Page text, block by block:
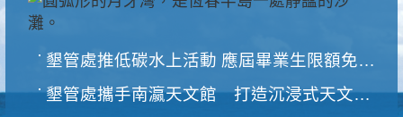
墾管處推低碳水上活動 應屆畢業生限額免費參加
墾管處攜手南瀛天文館 打造沉浸式天文探索營隊